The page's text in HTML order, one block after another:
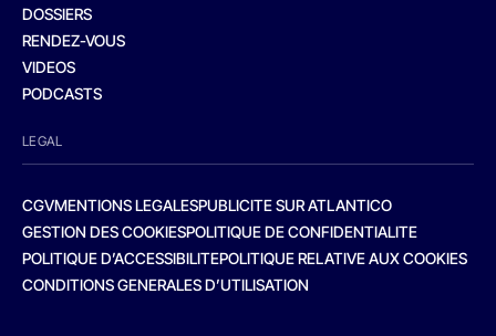
DOSSIERS
RENDEZ-VOUS
VIDEOS
PODCASTS
LEGAL
CGVMENTIONS LEGALESPUBLICITE SUR ATLANTICO
GESTION DES COOKIESPOLITIQUE DE CONFIDENTIALITE
POLITIQUE D’ACCESSIBILITEPOLITIQUE RELATIVE AUX COOKIES
CONDITIONS GENERALES D’UTILISATION